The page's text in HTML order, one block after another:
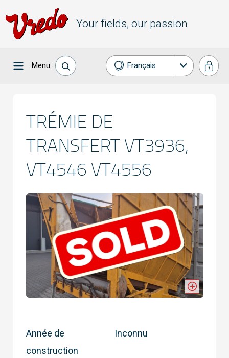
Your fields, our passion
Menu Français
Español
TRÉMIE DE
TRANSFERT VT3936,
VT4546 VT4556
Année de
construction
Inconnu